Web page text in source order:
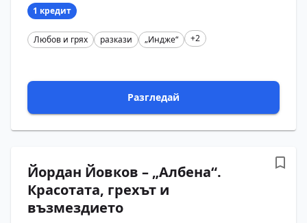
пред читателя но?...
1 кредит
Любов и грях разкази „Индже“ +2
Разгледай
Йордан Йовков – „Албена“.
Красотата, грехът и
възмездието